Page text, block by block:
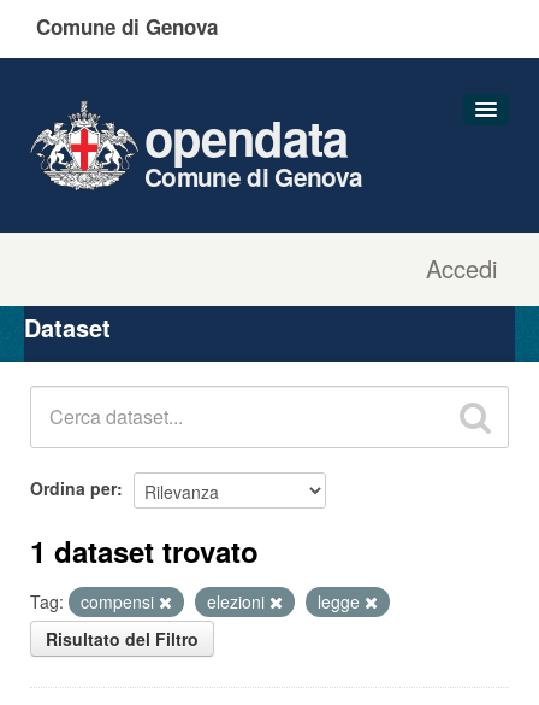
Comune di Genova
Accedi
opendata
Comune di Genova
Organizzazioni
Gruppi
Dataset
Ordina per
1 dataset trovato
Tag: compensi elezioni
legge
Risultato del Filtro